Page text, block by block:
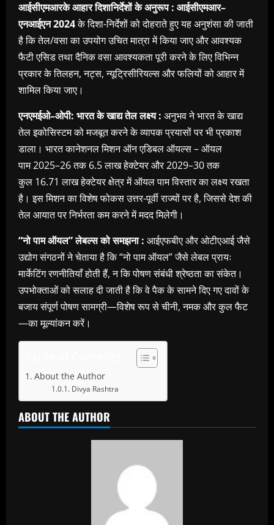
आईसीएमआरके आहार दिशानिर्देशों के अनुरूप : आईसीएमआर–
एनआईएन 2024के दिशा-निर्देशों को दोहराते हुए यह अनुशंसा की जाती
है कि तेल/वसा का उपयोग उचित मात्रा में किया जाए और आवश्यक
फैटी एसिड तथा दैनिक वसा आवश्यकता पूरी करने के लिए विभिन्न
प्रकार के तिलहन,नट्स,न्यूट्रिसीरियल्स और फलियों को आहार में
शामिल किया जाए।
एनएमईओ–ओपी: भारत के खाद्य तेल लक्ष्य : अनुभव ने भारत के खाद्य
तेल इकोसिस्टम को मजबूत करने के व्यापक प्रयासों पर भी प्रकाश
डाला। भारत कानेशनल मिशन ऑन एडिबल ऑयल्स – ऑयल
पाम2025–26तक6.5लाख हेक्टेयर और2029–30तक
कुल 16.71लाख हेक्टेयर क्षेत्र में ऑयल पाम विस्तार का लक्ष्य रखता
है। इस मिशन का विशेष फोकस उत्तर-पूर्वी राज्यों पर है,जिससे देश की
तेल आयात पर निर्भरता कम करने में मदद मिलेगी।
“नो पाम ऑयल” लेबल्स को समझना : आईएफबीए और ओटीएआई जैसे
उद्योग संगठनों ने चेताया है कि “नो पाम ऑयल” जैसे लेबल प्रायः
मार्केटिंग रणनीतियाँ होती हैं,न कि पोषण संबंधी श्रेष्ठता का संकेत।
उपभोक्ताओं को सलाह दी जाती है कि वे पैक के सामने दिए गए दावों के
बजाय संपूर्ण पोषण सामग्री—विशेष रूप से चीनी,नमक और कुल फैट
—का मूल्यांकन करें।
About the Author
Divya Rashtra
ABOUT THE AUTHOR